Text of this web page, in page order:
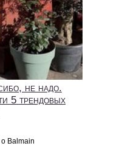
не надо.
5 трендовых
Balmain